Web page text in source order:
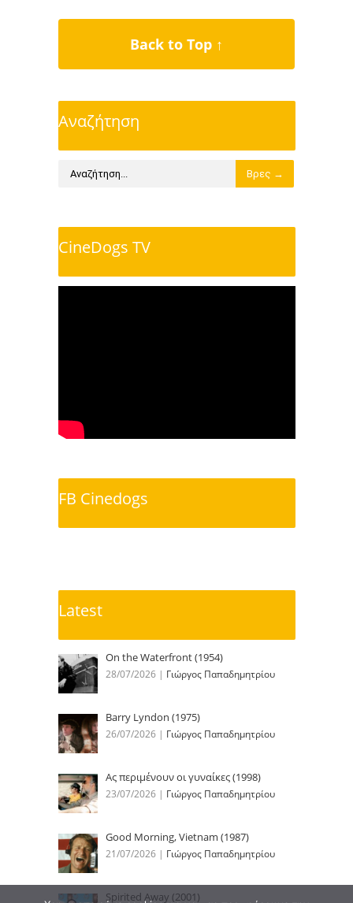
Back to Top ↑
Αναζήτηση
CineDogs TV
FB Cinedogs
Latest
On the Waterfront (1954)
28/07/2026 | Γιώργος Παπαδημητρίου
Barry Lyndon (1975)
26/07/2026 | Γιώργος Παπαδημητρίου
Ας περιμένουν οι γυναίκες (1998)
23/07/2026 | Γιώργος Παπαδημητρίου
Good Morning, Vietnam (1987)
21/07/2026 | Γιώργος Παπαδημητρίου
Spirited Away (2001)